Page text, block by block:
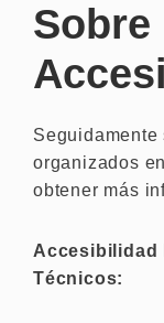
Sobre
organizados
obtener más
Accesibilidad
Técnicos: